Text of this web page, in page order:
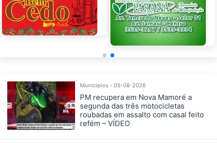
Municípios - 05-08-2026
PM recupera em Nova Mamoré a
segunda das três motocicletas
roubadas em assalto com casal feito
refém – VÍDEO